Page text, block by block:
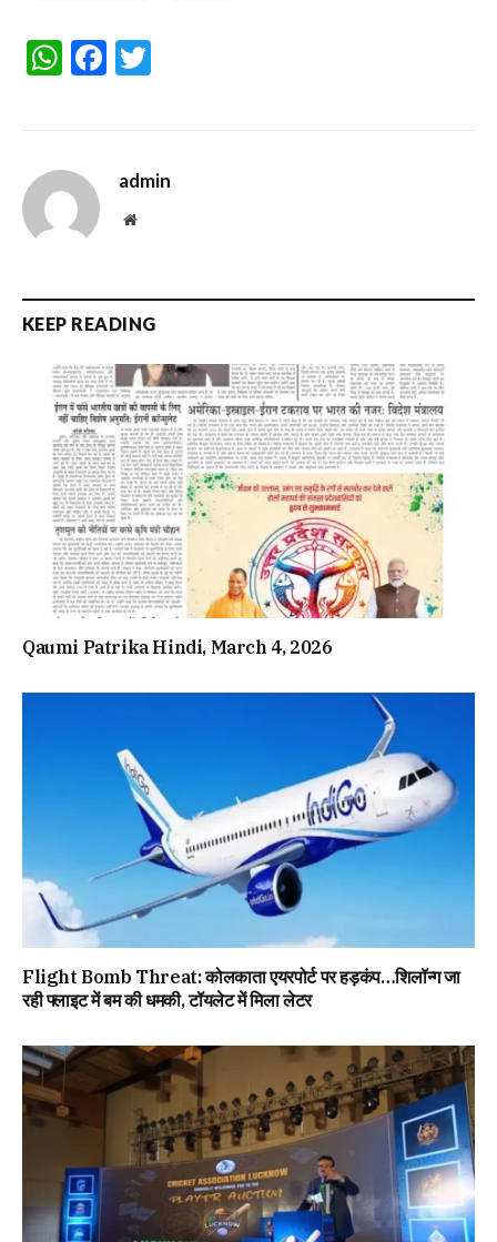
WhatsApp
Facebook
admin
Website
KEEP READING
Qaumi Patrika Hindi, March 4, 2026
Flight Bomb Threat: कोलकाता एयरपोर्ट पर हड़कंप…शिलॉन्ग जा
रही फ्लाइट में बम की धमकी, टॉयलेट में मिला लेटर